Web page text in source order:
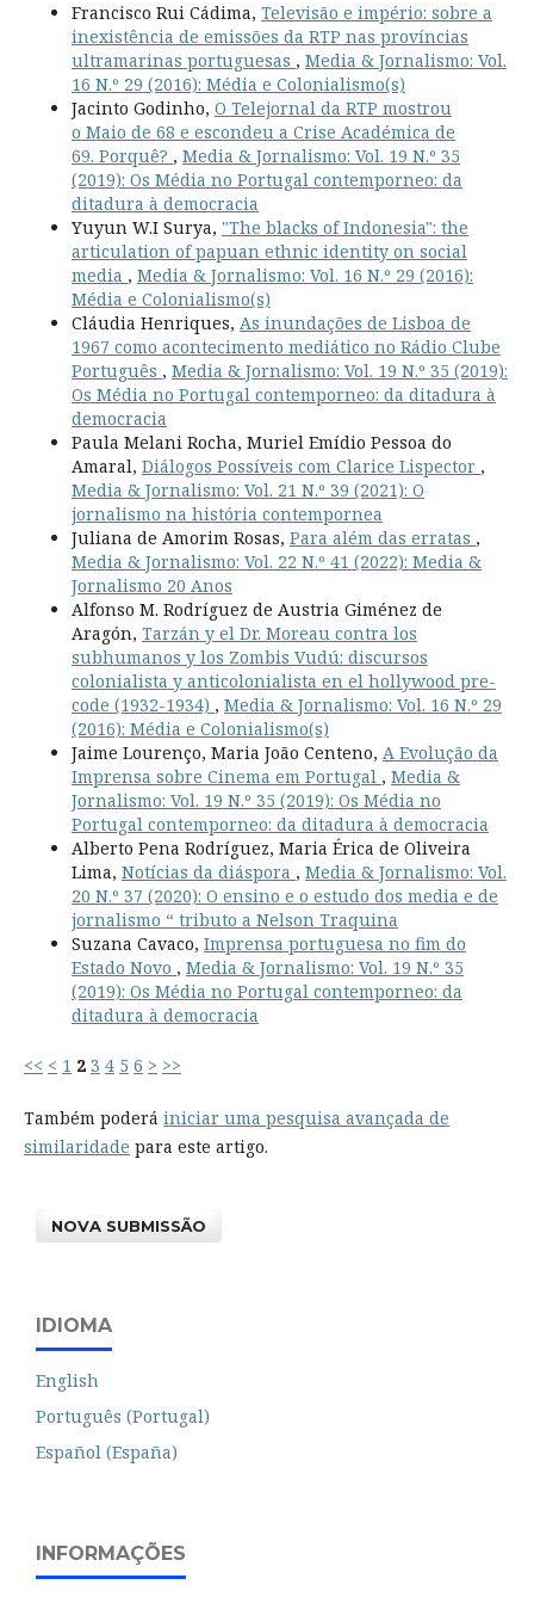
Francisco Rui Cádima, Televisão e império: sobre a
inexistência de emissões da RTP nas províncias
ultramarinas portuguesas , Media & Jornalismo: Vol.
16 N.º 29 (2016): Média e Colonialismo(s)
Jacinto Godinho, O Telejornal da RTP mostrou
o Maio de 68 e escondeu a Crise Académica de
69. Porquê? , Media & Jornalismo: Vol. 19 N.º 35
(2019): Os Média no Portugal contemporneo: da
ditadura à democracia
Yuyun W.I Surya, "The blacks of Indonesia": the
articulation of papuan ethnic identity on social
media , Media & Jornalismo: Vol. 16 N.º 29 (2016):
Média e Colonialismo(s)
Cláudia Henriques, As inundações de Lisboa de
1967 como acontecimento mediático no Rádio Clube
Português , Media & Jornalismo: Vol. 19 N.º 35 (2019):
Os Média no Portugal contemporneo: da ditadura à
democracia
Paula Melani Rocha, Muriel Emídio Pessoa do
Amaral, Diálogos Possíveis com Clarice Lispector ,
Media & Jornalismo: Vol. 21 N.º 39 (2021): O
jornalismo na história contempornea
Juliana de Amorim Rosas, Para além das erratas ,
Media & Jornalismo: Vol. 22 N.º 41 (2022): Media &
Jornalismo 20 Anos
Alfonso M. Rodríguez de Austria Giménez de
Aragón, Tarzán y el Dr. Moreau contra los
subhumanos y los Zombis Vudú: discursos
colonialista y anticolonialista en el hollywood pre-
code (1932-1934) , Media & Jornalismo: Vol. 16 N.º 29
(2016): Média e Colonialismo(s)
Jaime Lourenço, Maria João Centeno, A Evolução da
Imprensa sobre Cinema em Portugal , Media &
Jornalismo: Vol. 19 N.º 35 (2019): Os Média no
Portugal contemporneo: da ditadura à democracia
Alberto Pena Rodríguez, Maria Érica de Oliveira
Lima, Notícias da diáspora , Media & Jornalismo: Vol.
20 N.º 37 (2020): O ensino e o estudo dos media e de
jornalismo “ tributo a Nelson Traquina
Suzana Cavaco, Imprensa portuguesa no fim do
Estado Novo , Media & Jornalismo: Vol. 19 N.º 35
(2019): Os Média no Portugal contemporneo: da
ditadura à democracia
<< < 1 2 3 4 5 6 > >>
Também poderá iniciar uma pesquisa avançada de
similaridade para este artigo.
NOVA SUBMISSÃO
IDIOMA
English
Português (Portugal)
Español (España)
INFORMAÇÕES